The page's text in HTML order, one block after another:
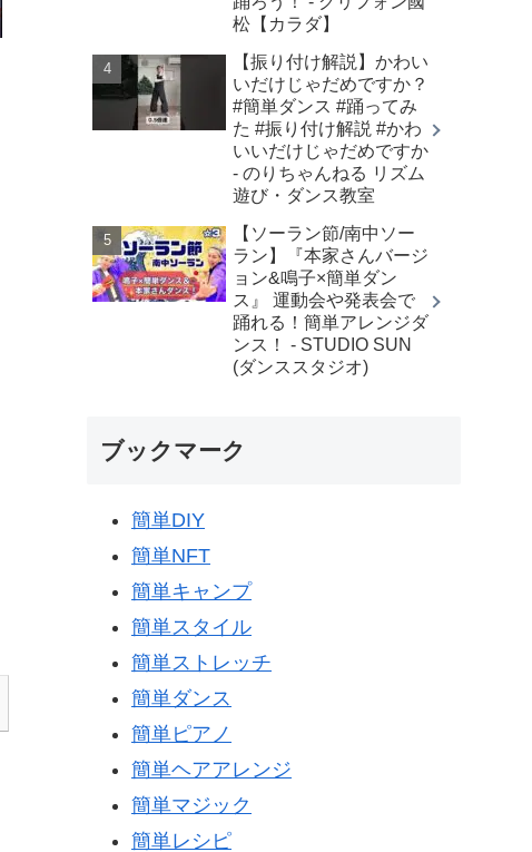
松【カラダ】
【振り付け解説】かわい
いだけじゃだめですか？
#簡単ダンス #踊ってみ
た #振り付け解説 #かわ
いいだけじゃだめですか
- のりちゃんねる リズム
遊び・ダンス教室
【ソーラン節/南中ソー
ラン】『本家さんバージ
ョン&鳴子×簡単ダン
ス』 運動会や発表会で
踊れる！簡単アレンジダ
ンス！ - STUDIO SUN
(ダンススタジオ)
ブックマーク
簡単DIY
簡単NFT
簡単キャンプ
簡単スタイル
簡単ストレッチ
簡単ダンス
簡単ピアノ
簡単ヘアアレンジ
簡単マジック
簡単レシピ